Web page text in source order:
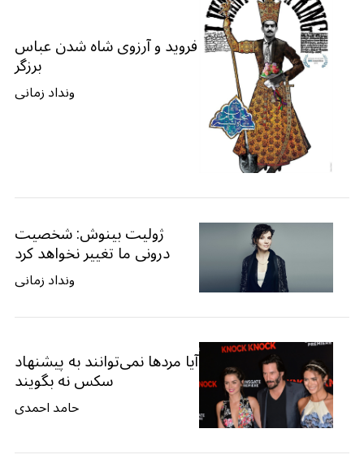
فروید و آرزوی شاه شدن عباس
برزگر
ونداد زمانی
ژولیت بینوش: شخصیت
درونی ما تغییر نخواهد کرد
ونداد زمانی
آیا مردها نمی‌توانند به پیشنهاد
سکس نه بگویند
حامد احمدی